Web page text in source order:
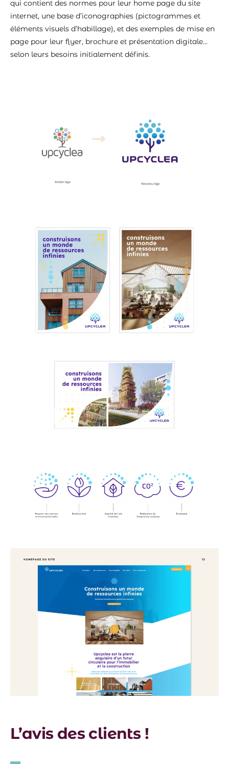
qui contient des normes pour leur home page du site
internet, une base d’iconographies (pictogrammes et
éléments visuels d’habillage), et des exemples de mise en
page pour leur flyer, brochure et présentation digitale…
selon leurs besoins initialement définis.
L’avis des clients !